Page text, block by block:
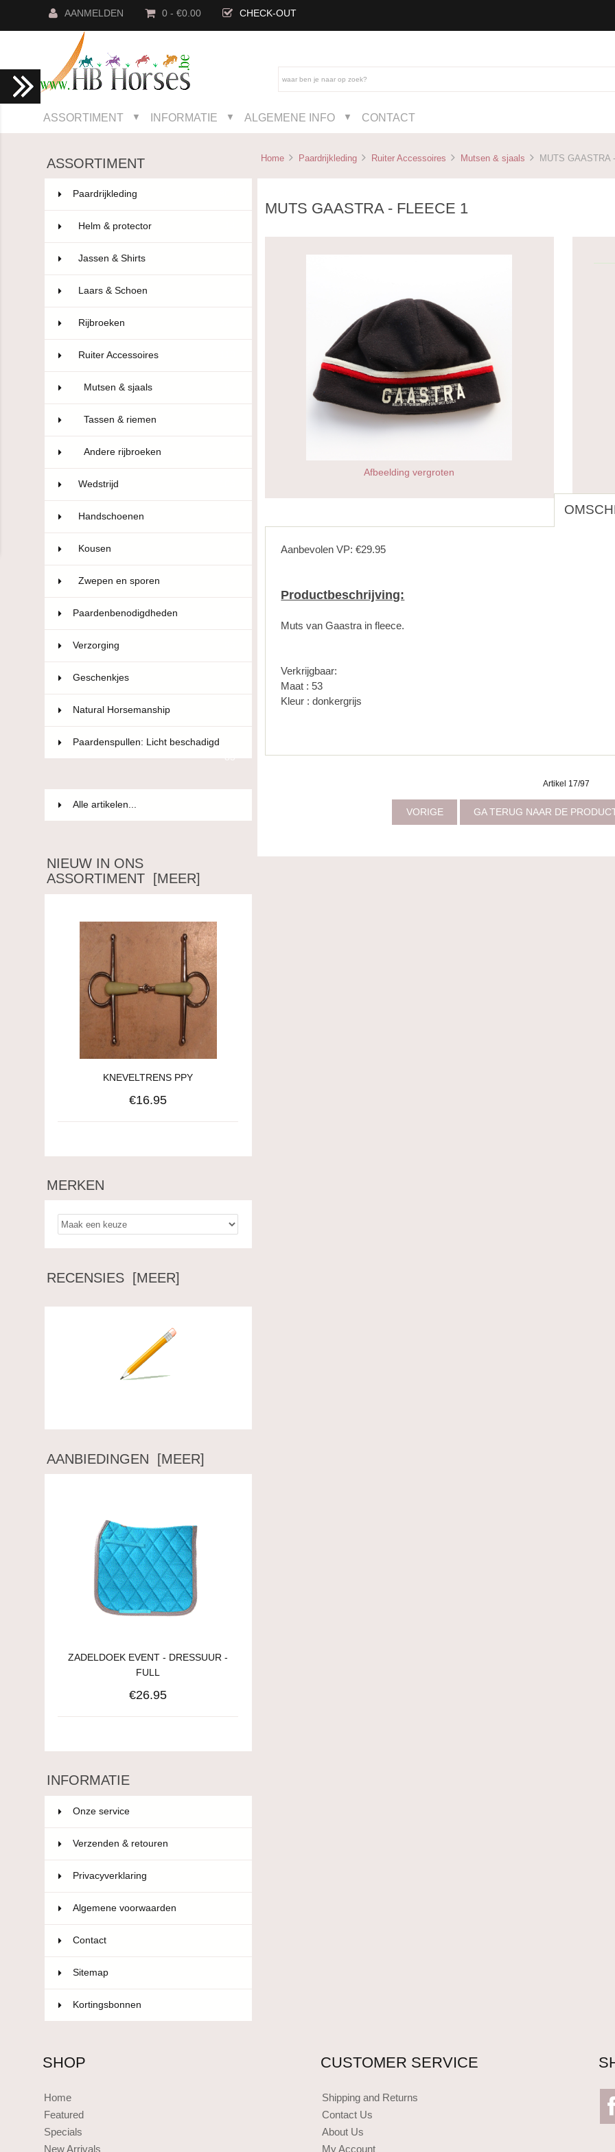
AANMELDEN 0 - €0.00 CHECK-OUT
ASSORTIMENT ▼ INFORMATIE ▼ ALGEMENE INFO ▼ CONTACT
ASSORTIMENT
Paardrijkleding
Helm & protector
Jassen & Shirts
Laars & Schoen
Rijbroeken
Ruiter Accessoires
Mutsen & sjaals
Tassen & riemen
Andere rijbroeken
Wedstrijd
Handschoenen
Kousen
Zwepen en sporen
Paardenbenodigdheden
Verzorging
Geschenkjes
Natural Horsemanship
Paardenspullen: Licht beschadigd
85
Alle artikelen...
NIEUW IN ONS
ASSORTIMENT [MEER]
KNEVELTRENS PPY
€16.95
MERKEN
RECENSIES [MEER]
AANBIEDINGEN [MEER]
ZADELDOEK EVENT - DRESSUUR -
FULL
€26.95
INFORMATIE
Onze service
Verzenden & retouren
Privacyverklaring
Algemene voorwaarden
Contact
Sitemap
Kortingsbonnen
Home Paardrijkleding Ruiter Accessoires Mutsen & sjaals MUTS GAASTRA
MUTS GAASTRA - FLEECE 1
Afbeelding vergroten
Aanbevolen VP: €29.95
Productbeschrijving:
Muts van Gaastra in fleece.
Verkrijgbaar:
Maat : 53
Kleur : donkergrijs
Artikel 17/97
VORIGE GA TERUG NAAR DE
SHOP
Home
Featured
Specials
New Arrivals
CUSTOMER SERVICE
Shipping and Returns
Contact Us
About Us
My Account